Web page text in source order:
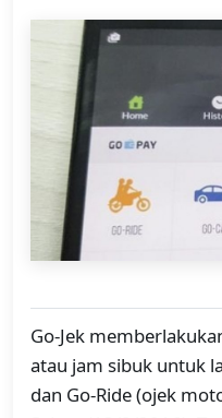
Go-Jek
atau jam sibuk untuk
dan Go-Ride (ojek